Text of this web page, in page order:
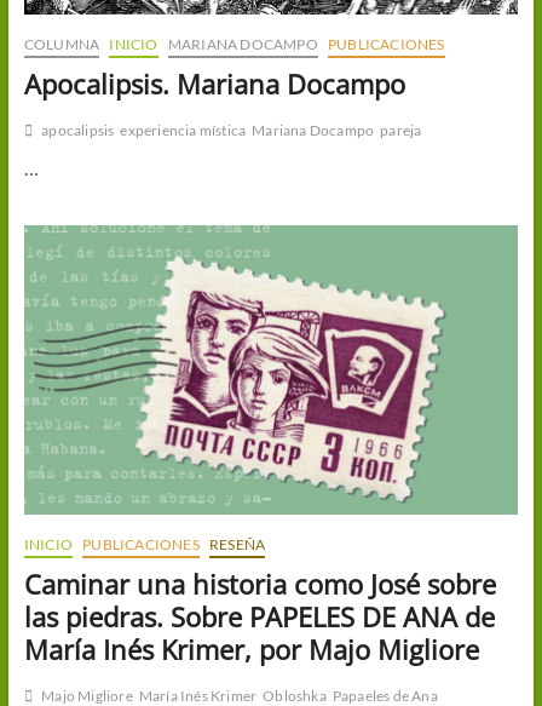
COLUMNA INICIO MARIANA DOCAMPO PUBLICACIONES
Apocalipsis. Mariana Docampo
apocalipsis experiencia mística Mariana Docampo pareja
INICIO PUBLICACIONES RESEÑA
Caminar una historia como José sobre
las piedras. Sobre PAPELES DE ANA de
María Inés Krimer, por Majo Migliore
Majo Migliore María Inés Krimer Obloshka Papaeles de Ana